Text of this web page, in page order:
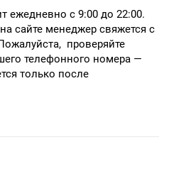
ежедневно с 9:00 до 22:00.
сайте менеджер свяжется с
проверяйте
телефонного номера —
только после